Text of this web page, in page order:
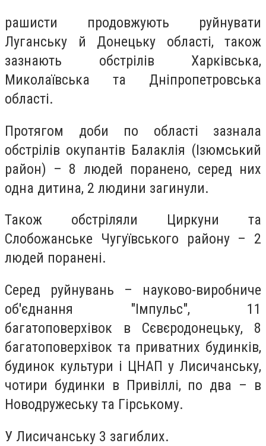
рашисти продовжують руйнувати
Луганську й Донецьку області, також
зазнають обстрілів Харківська,
Миколаївська та Дніпропетровська
області.
Протягом доби по області зазнала
обстрілів окупантів Балаклія (Ізюмський
район) – 8 людей поранено, серед них
одна дитина, 2 людини загинули.
Також обстріляли Циркуни та
Слобожанське Чугуївського району – 2
людей поранені.
Серед руйнувань – науково-виробниче
об'єднання "Імпульс", 11
багатоповерхівок в Сєвєродонецьку, 8
багатоповерхівок та приватних будинків,
будинок культури і ЦНАП у Лисичанську,
чотири будинки в Привіллі, по два – в
Новодружеську та Гірському.
У Лисичанську 3 загиблих.